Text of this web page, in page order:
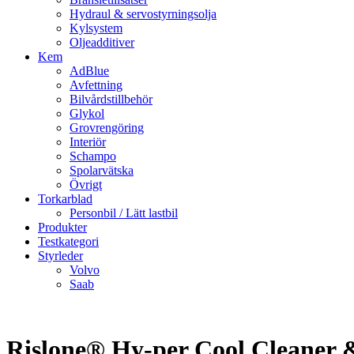
Hydraul & servostyrningsolja
Kylsystem
Oljeadditiver
Kem
AdBlue
Avfettning
Bilvårdstillbehör
Glykol
Grovrengöring
Interiör
Schampo
Spolarvätska
Övrigt
Torkarblad
Personbil / Lätt lastbil
Produkter
Testkategori
Styrleder
Volvo
Saab